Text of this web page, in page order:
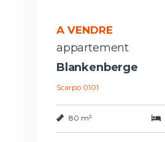
A VENDRE
appartement
Blankenberge
Scarpo 0101
80 m²